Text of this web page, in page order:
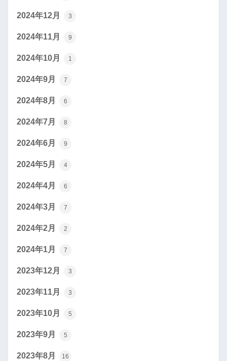
2024年12月 3
2024年11月 9
2024年10月 1
2024年9月 7
2024年8月 6
2024年7月 8
2024年6月 9
2024年5月 4
2024年4月 6
2024年3月 7
2024年2月 2
2024年1月 7
2023年12月 3
2023年11月 3
2023年10月 5
2023年9月 5
2023年8月 16